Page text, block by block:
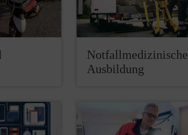
Notfallmedizinische
Ausbildung